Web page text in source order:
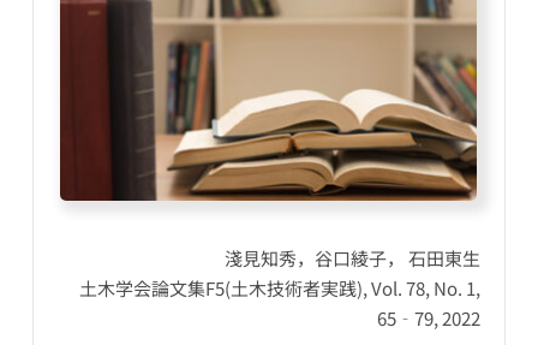
淺見知秀，谷口綾子， 石田東生
土木学会論文集F5(土木技術者実践), Vol. 78, No. 1,
65‐79, 2022